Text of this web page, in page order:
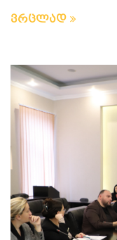
ვრცლად